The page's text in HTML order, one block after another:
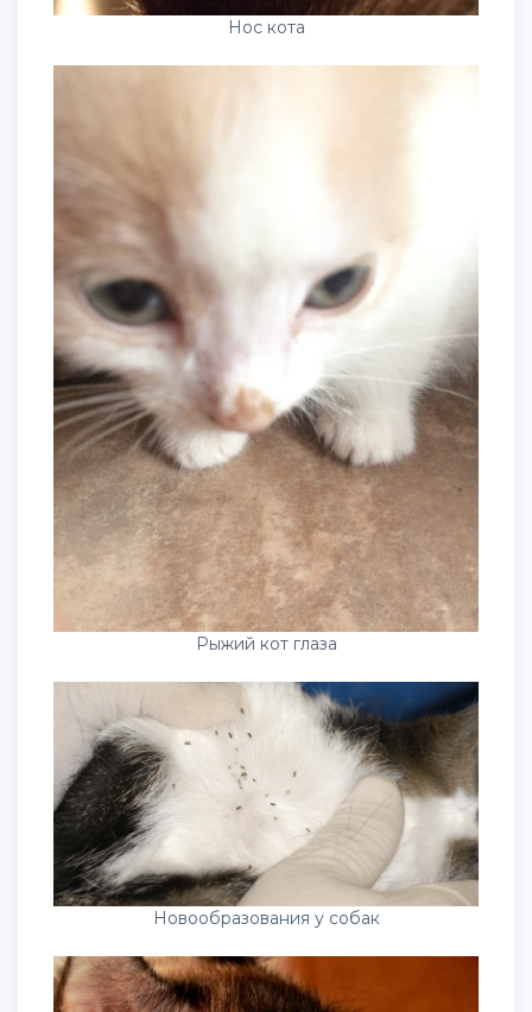
Нос кота
Рыжий кот глаза
Новообразования у собак